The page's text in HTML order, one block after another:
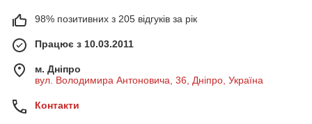
98% позитивних з 205 відгуків за рік
Працює з 10.03.2011
м. Дніпро
вул. Володимира Антоновича, 36, Дніпро, Україна
Контакти